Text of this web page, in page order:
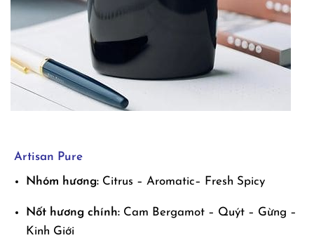
Artisan Pure
Nhóm hương: Citrus – Aromatic– Fresh Spicy
Nốt hương chính: Cam Bergamot – Quýt – Gừng –
Kinh Giới